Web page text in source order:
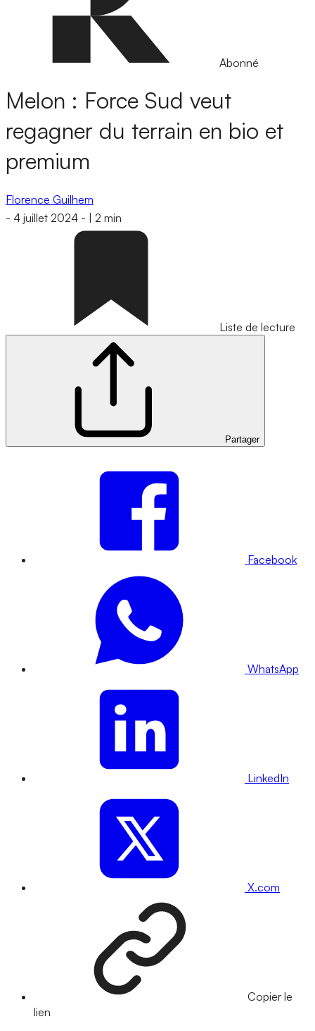
Abonné
Melon : Force Sud veut
regagner du terrain en bio et
premium
Florence Guilhem
- 4 juillet 2024 - 2 min
Liste de lecture
Partager
Facebook
WhatsApp
LinkedIn
X.com
Copier le
lien